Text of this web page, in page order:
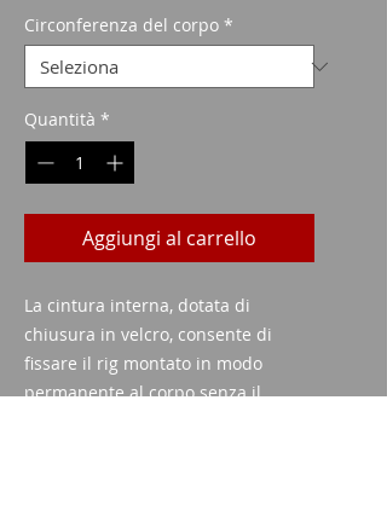
Circonferenza del corpo *
Quantità *
Aggiungi al carrello
La cintura interna, dotata di
chiusura in velcro, consente di
fissare il rig montato in modo
permanente al corpo senza il